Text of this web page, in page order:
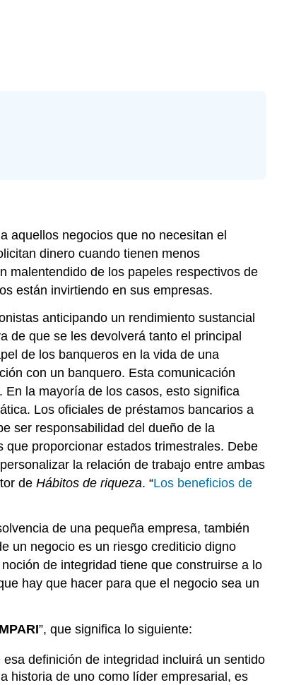
aquellos negocios que no necesitan el
dinero cuando tienen menos
malentendido de los papeles respectivos de
están invirtiendo en sus empresas.
anticipando un rendimiento sustancial
de que se les devolverá tanto el principal
de los banqueros en la vida de una
con un banquero. Esta comunicación
la mayoría de los casos, esto significa
Los oficiales de préstamos bancarios a
ser responsabilidad del dueño de la
proporcionar estados trimestrales. Debe
la relación de trabajo entre ambas
de Hábitos de riqueza. “Los beneficios de
de una pequeña empresa, también
un negocio es un riesgo crediticio digno
de integridad tiene que construirse a lo
hay que hacer para que el negocio sea un
”, que significa lo siguiente:
definición de integridad incluirá un sentido
historia de uno como líder empresarial, es